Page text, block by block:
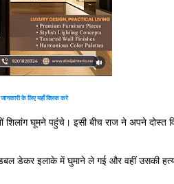
के लिए यहाँ क्लिक करे
शिलांग घूमने पहुंचे। इसी बीच राज ने अपने
डेकर इलाके में घुमाने ले गई और वहीं उसकी